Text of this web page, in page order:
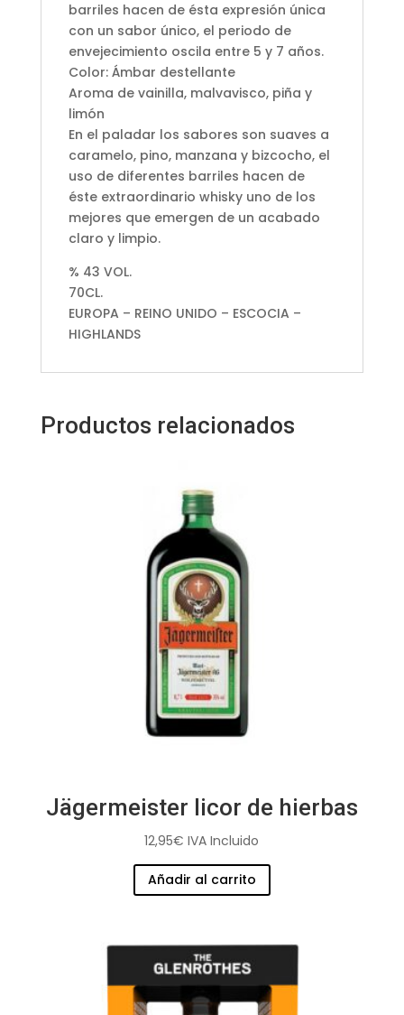
barriles hacen de ésta expresión única
con un sabor único, el periodo de
envejecimiento oscila entre 5 y 7 años.
Color: Ámbar destellante
Aroma de vainilla, malvavisco, piña y
limón
En el paladar los sabores son suaves a
caramelo, pino, manzana y bizcocho, el
uso de diferentes barriles hacen de
éste extraordinario whisky uno de los
mejores que emergen de un acabado
claro y limpio.
% 43 VOL.
70CL.
EUROPA – REINO UNIDO – ESCOCIA –
HIGHLANDS
Productos relacionados
Jägermeister licor de hierbas
12,95€ IVA Incluido
Añadir al carrito